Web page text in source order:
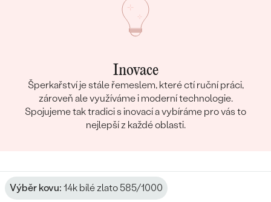
Inovace
Šperkařství je stále řemeslem, které ctí ruční práci,
zároveň ale využíváme i moderní technologie.
Spojujeme tak tradici s inovací a vybíráme pro vás to
nejlepší z každé oblasti.
Výběr kovu: 14k bílé zlato 585/1000